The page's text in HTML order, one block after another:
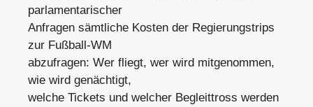
parlamentarischer
Anfragen sämtliche Kosten der Regierungstrips
zur Fußball-WM
abzufragen: Wer fliegt, wer wird mitgenommen,
wie wird genächtigt,
welche Tickets und welcher Begleittross werden